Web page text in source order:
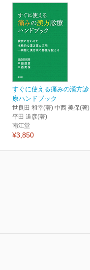
すぐに使える痛みの漢方診
療ハンドブック
世良田 和幸(著) 中西 美保(著)
平田 道彦(著)
南江堂
¥3,850